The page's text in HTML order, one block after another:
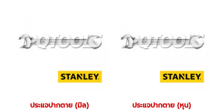
ประแจปากตาย (มิล)
ประแจปากตาย (หุน)